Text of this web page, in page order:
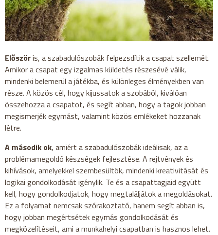
Előszöris, a szabadulószobák felpezsdítik a csapat szellemét.
Amikor a csapat egy izgalmas küldetés részesévé válik,
mindenki belemerül a játékba, és különleges élményekben van
része. A közös cél, hogy kijussatok a szobából, kiválóan
összehozza a csapatot, és segít abban, hogy a tagok jobban
megismerjék egymást, valamint közös emlékeket hozzanak
létre.
A második ok, amiért a szabadulószobák ideálisak, az a
problémamegoldó készségek fejlesztése. A rejtvények és
kihívások, amelyekkel szembesültök, mindenki kreativitását és
logikai gondolkodását igénylik. Te és a csapattagjaid együtt
kell, hogy gondolkodjatok, hogy megtaláljátok a megoldásokat.
Ez a folyamat nemcsak szórakoztató, hanem segít abban is,
hogy jobban megértsétek egymás gondolkodását és
megközelítéseit, ami a munkahelyi csapatban is hasznos lehet.